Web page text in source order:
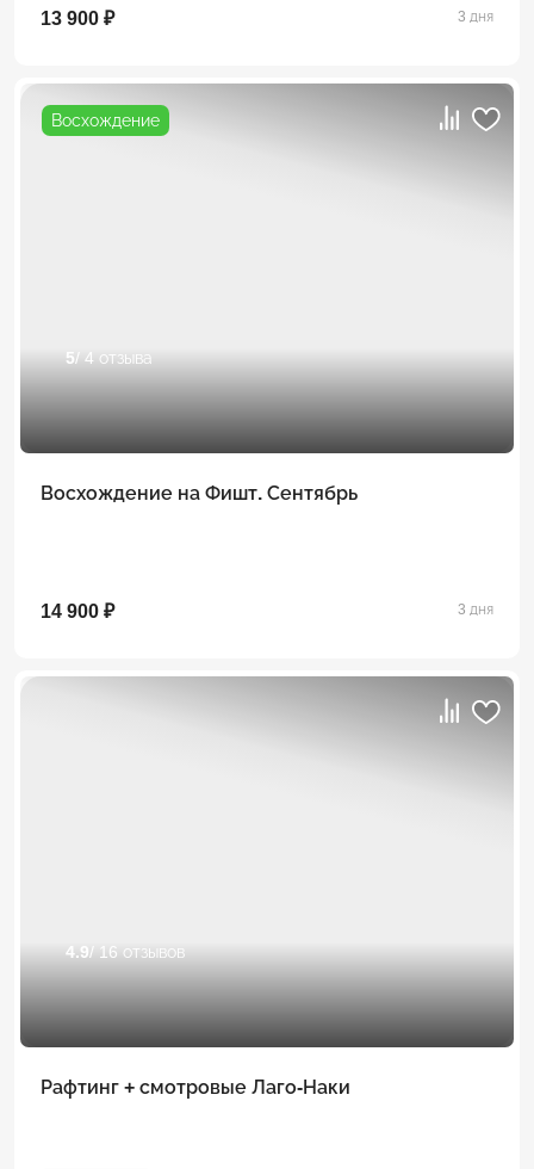
13 900 ₽ 3 дня
Восхождение
5/ 4 отзыва
Восхождение на Фишт. Сентябрь
14 900 ₽ 3 дня
4.9 / 16 отзывов
Рафтинг + смотровые Лаго-Наки